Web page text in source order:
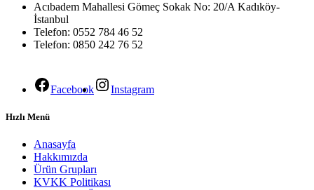
Acıbadem Mahallesi Gömeç Sokak No: 20/A Kadıköy-
İstanbul
Telefon: 0552 784 46 52
Telefon: 0850 242 76 52
Facebook Instagram
Hızlı Menü
Anasayfa
Hakkımızda
Ürün Grupları
KVKK Politikası